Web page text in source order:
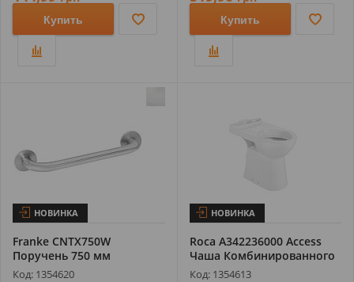
Купить Купить
НОВИНКА
Franke CNTX750W
Поручень 750 мм
Код: 1354620
НОВИНКА
Roca A342236000 Access
Чаша Комбинированного
Унитаза...
Код: 1354613